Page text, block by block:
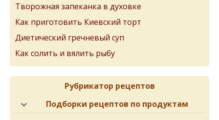
Творожная запеканка в духовке
Как приготовить Киевский торт
Диетический гречневый суп
Как солить и вялить рыбу
Рубрикатор рецептов
Подборки рецептов по продуктам